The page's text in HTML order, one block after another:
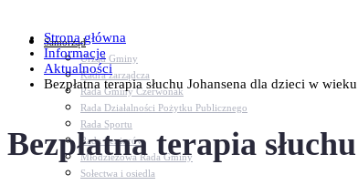
Samorząd
Urząd Gminy
Kadra zarządcza
Rada Gminy Czerwonak
Rada Działalności Pożytku Publicznego
Rada Sportu
Rada Seniorów
Młodzieżowa Rada Gminy
Sołectwa i osiedla
Strona główna
Informacje
Aktualności
Bezpłatna terapia słuchu Johansena dla dzieci w
Bezpłatna terapia